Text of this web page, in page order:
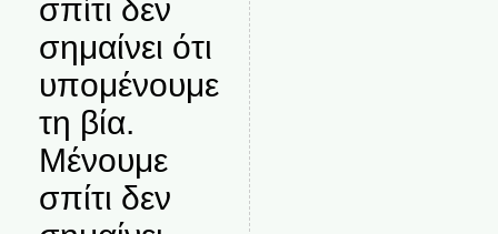
σπίτι δεν
σημαίνει ότι
υπομένουμε
τη βία.
Μένουμε
σπίτι δεν